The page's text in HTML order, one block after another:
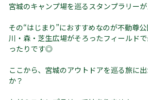
宮城のキャンプ場を巡るスタンプラリーが
その“はじまり”におすすめなのが不動尊
川・森・芝生広場がそろったフィールド
ったりです◎
ここから、宮城のアウトドアを巡る旅に
か？